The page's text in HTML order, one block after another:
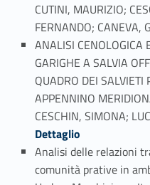
CUTINI, MAURIZIO;
FERNANDO; CANEVA,
ANALISI CENOLOGICA
GARIGHE A SALVIA
QUADRO DEI SALVIETI
APPENNINO
CESCHIN, SIMONA;
Dettaglio
Analisi delle relazioni
comunità prative in